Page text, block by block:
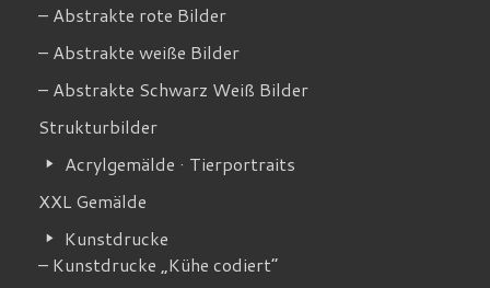
– Abstrakte rote Bilder
– Abstrakte weiße Bilder
– Abstrakte Schwarz Weiß Bilder
Strukturbilder
Acrylgemälde · Tierportraits
XXL Gemälde
Kunstdrucke
– Kunstdrucke „Kühe codiert”